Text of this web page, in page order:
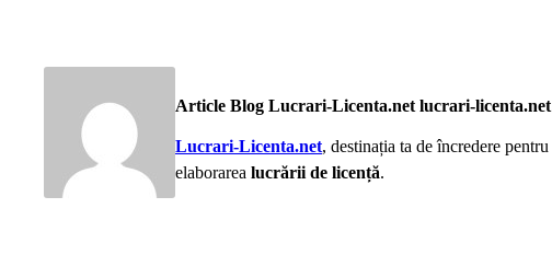
Article Blog Lucrari-Licenta.net lucrari-licenta.net
Lucrari-Licenta.net, destinația ta de încredere pentru
elaborarea lucrării de licență.